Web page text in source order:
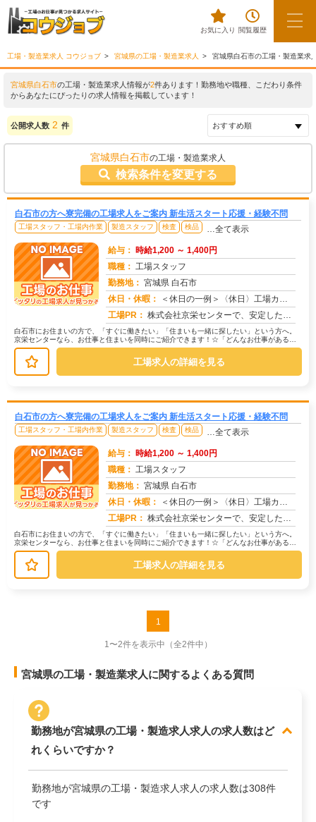
お気に入り 閲覧履歴
工場・製造業求人 コウジョブ 宮城県の工場・製造業求人 宮城県白石市の工場・製造業求
宮城県白石市の工場・製造業求人情報が2件あります！勤務地や職種、こだわり条件
からあなたにぴったりの求人情報を掲載しています！
公開求人数 2 件
宮城県白石市の工場・製造業求人
検索条件を変更する
白石市の方へ寮完備の工場求人をご案内 新生活スタート応援・経験不問
工場スタッフ・工場内作業 製造スタッフ 検査 検品 …全て表示
給与： 時給1,200 ～ 1,400円
職種： 工場スタッフ
勤務地： 宮城県 白石市
休日・休暇：
＜休日の一例＞〈休日〉工場カレンダーによる★年間休日120日以上のお仕事もあり（配属先による）★有給休暇あり※配属...
工場PR： 株式会社京栄センターで、安定した暮らしを手に入れませんか？☆家具付き寮がすぐに利用可能！→ 敷金・礼金・鍵交換代も...
白石市にお住まいの方で、「すぐに働きたい」「住まいも一緒に探したい」という方へ。
京栄センターなら、お仕事と住まいを同時にご紹介できます！☆「どんなお仕事がある
の？」→ 製造・組立・検査・軽作業な...
工場求人の詳細を見る
白石市の方へ寮完備の工場求人をご案内 新生活スタート応援・経験不問
工場スタッフ・工場内作業 製造スタッフ 検査 検品 …全て表示
給与： 時給1,200 ～ 1,400円
職種： 工場スタッフ
勤務地： 宮城県 白石市
休日・休暇：
＜休日の一例＞〈休日〉工場カレンダーによる★年間休日120日以上のお仕事もあり（配属先による）★有給休暇あり※配属...
工場PR： 株式会社京栄センターで、安定した暮らしを手に入れませんか？☆家具付き寮がすぐに利用可能！→ 敷金・礼金・鍵交換代も...
白石市にお住まいの方で、「すぐに働きたい」「住まいも一緒に探したい」という方へ。
京栄センターなら、お仕事と住まいを同時にご紹介できます！☆「どんなお仕事がある
の？」→ 製造・組立・検査・軽作業な...
工場求人の詳細を見る
1
1〜2件を表示中 （全2件中）
宮城県の工場・製造業求人に関するよくある質問
勤務地が宮城県の工場・製造求人求人の求人数はど
れくらいですか？
勤務地が宮城県の工場・製造求人求人の求人数は308件
です